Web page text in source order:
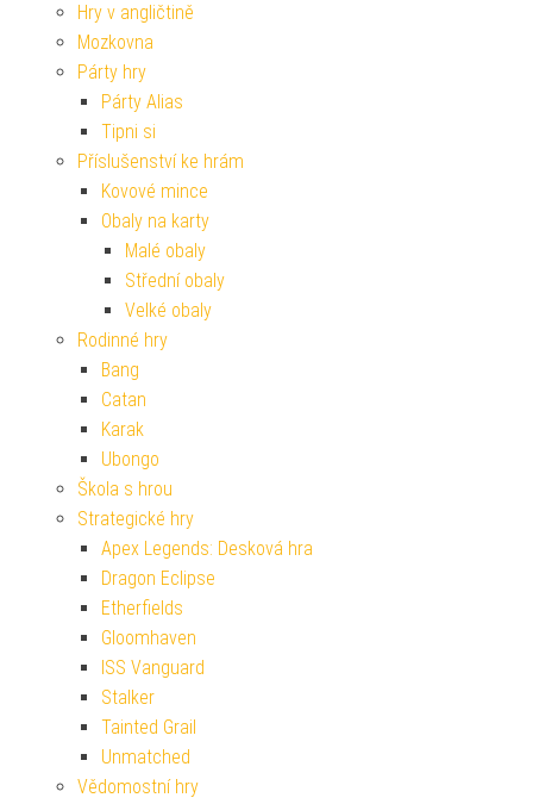
Hry v angličtině
Mozkovna
Párty hry
Párty Alias
Tipni si
Příslušenství ke hrám
Kovové mince
Obaly na karty
Malé obaly
Střední obaly
Velké obaly
Rodinné hry
Bang
Catan
Karak
Ubongo
Škola s hrou
Strategické hry
Apex Legends: Desková hra
Dragon Eclipse
Etherfields
Gloomhaven
ISS Vanguard
Stalker
Tainted Grail
Unmatched
Vědomostní hry